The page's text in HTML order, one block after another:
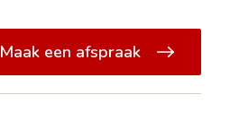
Maak een afspraak